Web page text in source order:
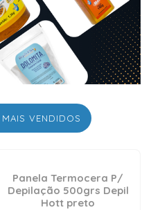
MAIS VENDIDOS
Panela Termocera P/
Depilação 500grs Depil
Hott preto